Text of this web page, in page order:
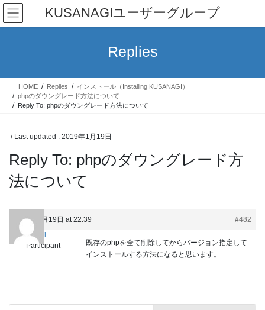
Skip
the
Skip
the
KUSANAGIユーザーグループ
Replies
HOME Replies
インストール（Installing KUSANAGI）
phpのダウングレード方法について
Reply To: phpのダウングレード方法について
/ Last updated : 2019年1月19日
Reply To: phpのダウングレード方
法について
2019年1月19日 at 22:39
#482
yuki
Participant
既存のphpを全て削除してからバージョン指定して
インストールする方法になると思います。